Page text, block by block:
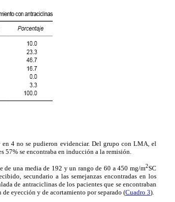
en 4 no se pudieron evidenciar. Del grupo con LMA, el
57% se encontraba en inducción a la remisión.
de una media de 192 y un rango de 60 a 450 mg/m2SC
secundario a las semejanzas encontradas en los
de antraciclinas de los pacientes que se encontraban
eyección y de acortamiento por separado (Cuadro 3).